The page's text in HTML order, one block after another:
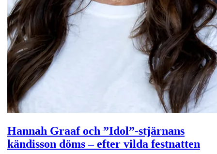
Hannah Graaf och ”Idol”-stjärnans
kändisson döms – efter vilda festnatten